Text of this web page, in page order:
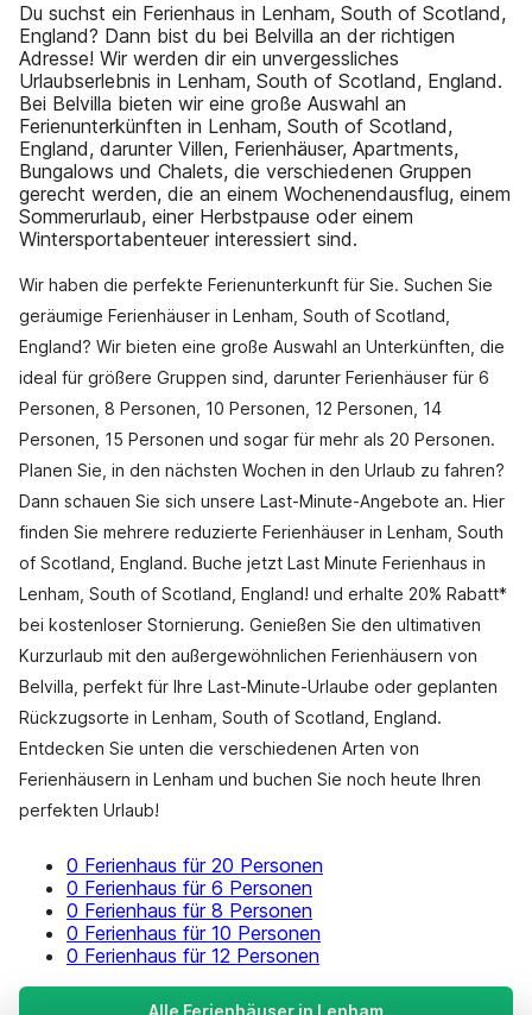
Du suchst ein Ferienhaus in Lenham, South of Scotland,
England? Dann bist du bei Belvilla an der richtigen
Adresse! Wir werden dir ein unvergessliches
Urlaubserlebnis in Lenham, South of Scotland, England.
Bei Belvilla bieten wir eine große Auswahl an
Ferienunterkünften in Lenham, South of Scotland,
England, darunter Villen, Ferienhäuser, Apartments,
Bungalows und Chalets, die verschiedenen Gruppen
gerecht werden, die an einem Wochenendausflug, einem
Sommerurlaub, einer Herbstpause oder einem
Wintersportabenteuer interessiert sind.
Wir haben die perfekte Ferienunterkunft für Sie. Suchen Sie
geräumige Ferienhäuser in Lenham, South of Scotland,
England? Wir bieten eine große Auswahl an Unterkünften, die
ideal für größere Gruppen sind, darunter Ferienhäuser für 6
Personen, 8 Personen, 10 Personen, 12 Personen, 14
Personen, 15 Personen und sogar für mehr als 20 Personen.
Planen Sie, in den nächsten Wochen in den Urlaub zu fahren?
Dann schauen Sie sich unsere Last-Minute-Angebote an. Hier
finden Sie mehrere reduzierte Ferienhäuser in Lenham, South
of Scotland, England. Buche jetzt Last Minute Ferienhaus in
Lenham, South of Scotland, England! und erhalte 20% Rabatt*
bei kostenloser Stornierung. Genießen Sie den ultimativen
Kurzurlaub mit den außergewöhnlichen Ferienhäusern von
Belvilla, perfekt für Ihre Last-Minute-Urlaube oder geplanten
Rückzugsorte in Lenham, South of Scotland, England.
Entdecken Sie unten die verschiedenen Arten von
Ferienhäusern in Lenham und buchen Sie noch heute Ihren
perfekten Urlaub!
0 Ferienhaus für 20 Personen
0 Ferienhaus für 6 Personen
0 Ferienhaus für 8 Personen
0 Ferienhaus für 10 Personen
0 Ferienhaus für 12 Personen
Alle Ferienhäuser in Lenham